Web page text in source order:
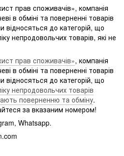
прав споживачів», компанія
в обміні та поверненні товарів
відносяться до категорій, що
непродовольчих товарів, які не
прав споживачів», компанія
в обміні та поверненні товарів
відносяться до категорій, що
непродовольчих товарів
поверненню та обміну.
за вказаним номером!
Whatsapp.